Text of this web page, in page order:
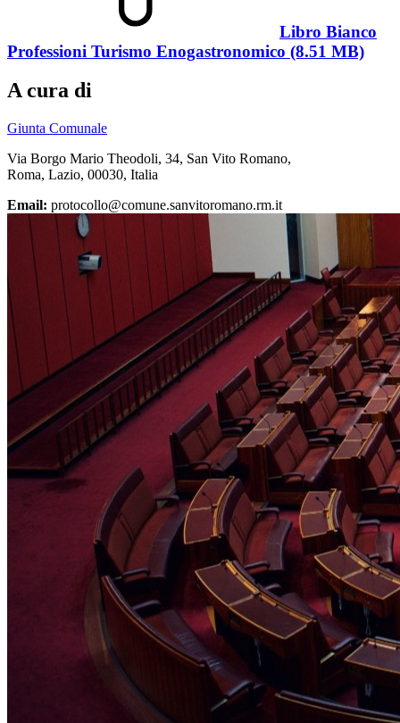
Libro Bianco
Professioni Turismo Enogastronomico (8.51 MB)
A cura di
Giunta Comunale
Via Borgo Mario Theodoli, 34, San Vito Romano,
Roma, Lazio, 00030, Italia
Email: protocollo@comune.sanvitoromano.rm.it